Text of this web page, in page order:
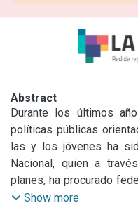
Abstract
Durante los últimos
políticas públicas
las y los jóvenes ha
Nacional, quien a
planes, ha procurado
su democrático y
Show more